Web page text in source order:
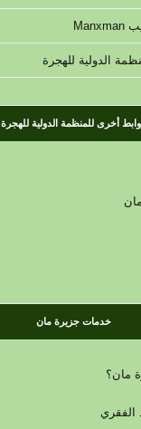
الدولية للهجرة
أخرى للمنظمة الدولية للهجرة
خدمات جزيرة مان
مان؟
الفقري